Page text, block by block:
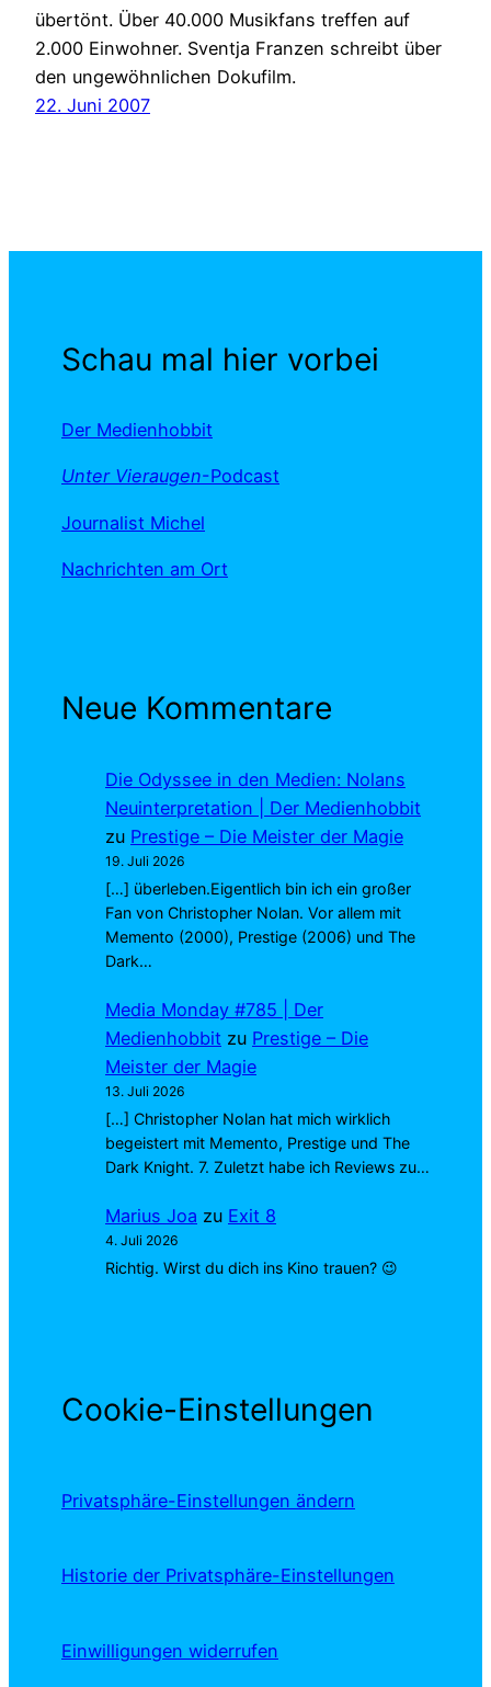
übertönt. Über 40.000 Musikfans treffen auf
2.000 Einwohner. Sventja Franzen schreibt über
den ungewöhnlichen Dokufilm.
22. Juni 2007
Schau mal hier vorbei
Der Medienhobbit
Unter Vieraugen-Podcast
Journalist Michel
Nachrichten am Ort
Neue Kommentare
Die Odyssee in den Medien: Nolans
Neuinterpretation | Der Medienhobbit
zu Prestige – Die Meister der Magie
19. Juli 2026
[…] überleben.Eigentlich bin ich ein großer
Fan von Christopher Nolan. Vor allem mit
Memento (2000), Prestige (2006) und The
Dark…
Media Monday #785 | Der
Medienhobbit zu Prestige – Die
Meister der Magie
13. Juli 2026
[…] Christopher Nolan hat mich wirklich
begeistert mit Memento, Prestige und The
Dark Knight. 7. Zuletzt habe ich Reviews zu…
Marius Joa zu Exit 8
4. Juli 2026
Richtig. Wirst du dich ins Kino trauen? 😉
Cookie-Einstellungen
Privatsphäre-Einstellungen ändern
Historie der Privatsphäre-Einstellungen
Einwilligungen widerrufen